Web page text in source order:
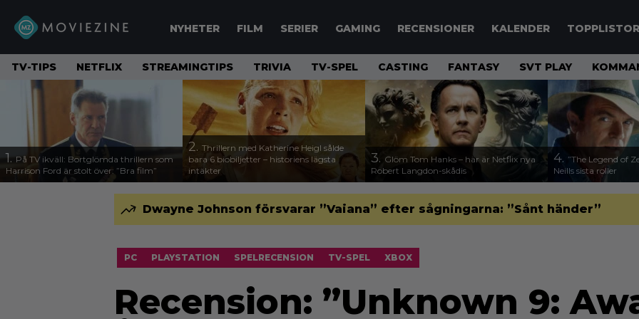
NYHETER FILM SERIER GAMING RECENSIONER KALENDER TOPPLISTOR
TV-TIPS NETFLIX STREAMINGTIPS TRIVIA TV-SPEL CASTING FANTASY SVT PLAY
1. På TV ikväll: Bortglömda thrillern som
Harrison Ford är stolt över: ”Bra film”
2. Thrillern med Katherine Heigl sålde
bara 6 biobiljetter – historiens lägsta
intäkter
3. Glöm Tom Hanks – här är Netflix nya
Robert Langdon-skådis
4. ”The Legend of
Neills sista roller
Dwayne Johnson försvarar ”Vaiana” efter sågningarna: ”Sånt händer”
PC PLAYSTATION SPELRECENSION TV-SPEL XBOX
Recension: ”Unknown 9: